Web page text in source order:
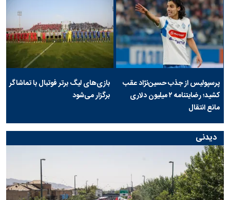
پرسپولیس از جذب حسین‌نژاد عقب
کشید؛ رضایتنامه ۲ میلیون دلاری
مانع انتقال
بازی‌های لیگ برتر فوتبال با تماشاگر
برگزار می‌شود
دیدنی